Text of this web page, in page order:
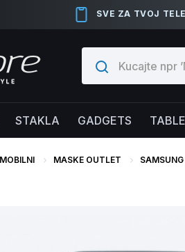
SVE ZA TVOJ
STAKLA GADGETS
MASKE OUTLET